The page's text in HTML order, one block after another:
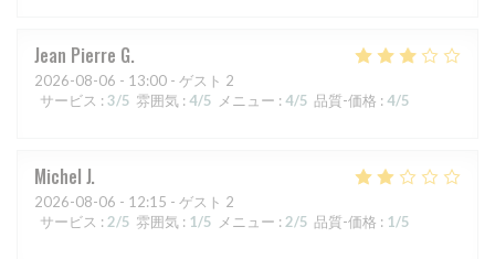
Jean Pierre G
2026-08-06 - 13:00 - ゲスト 2
サービス : 3/5 雰囲気 : 4/5 メニュー : 4/5 品質-価格 : 4/5
Michel J
2026-08-06 - 12:15 - ゲスト 2
サービス : 2/5 雰囲気 : 1/5 メニュー : 2/5 品質-価格 : 1/5